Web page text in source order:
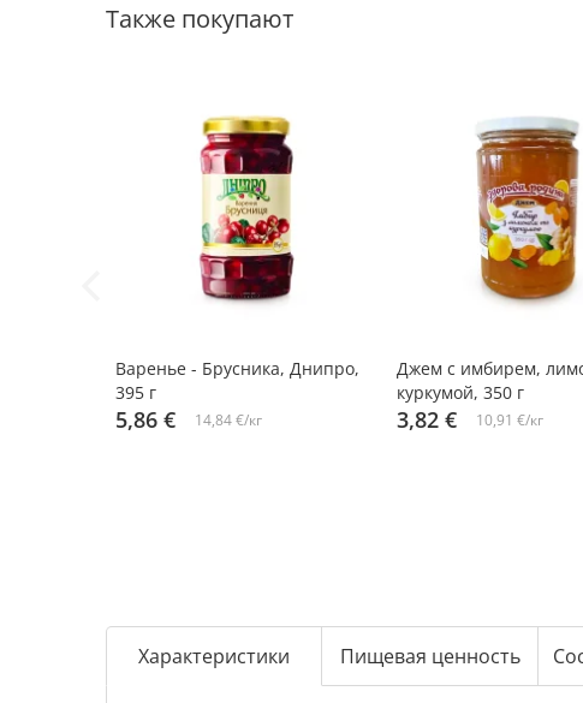
Также покупают
Варенье - Брусника, Днипро,
395 г
5,86 € 14,84 €/кг
Джем с имбирем,
куркумой, 350 г
3,82 € 10,91 €/кг
Характеристики Пищевая ценность